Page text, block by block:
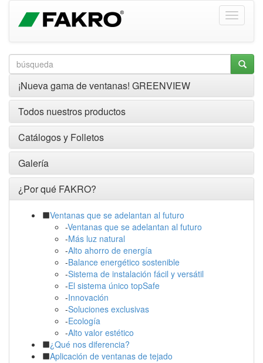
¡Nueva gama de ventanas! GREENVIEW
Todos nuestros productos
Catálogos y Folletos
Galería
¿Por qué FAKRO?
Ventanas que se adelantan al futuro
-Ventanas que se adelantan al futuro
-Más luz natural
-Alto ahorro de energía
-Balance energético sostenible
-Sistema de instalación fácil y versátil
-El sistema único topSafe
-Innovación
-Soluciones exclusivas
-Ecología
-Alto valor estético
¿Qué nos diferencia?
Aplicación de ventanas de tejado